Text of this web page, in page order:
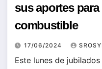
sus aportes
combustible
17/06/2024
Este lunes de